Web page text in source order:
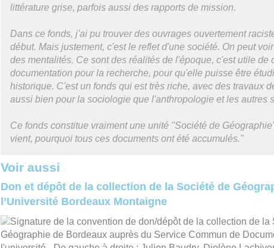
littérature grise, parfois aussi des rapports de mission.
Dans ce fonds, j'ai pu trouver des ouvrages ouvertement
début. Mais justement, c'est le reflet d'une société. On peut
des mentalités. Ce sont des réalités de l'époque, c'est utile de
documentation pour la recherche, pour qu'elle puisse être
historique. C'est un fonds qui est très riche, avec des travaux
aussi bien pour la sociologie que l'anthropologie et les autres
Ce fonds constitue vraiment une unité "Société de
vient, pourquoi tous ces documents ont été accumulés."
Voir aussi
Don et dépôt de la collection de la Société de
l’Université Bordeaux Montaigne